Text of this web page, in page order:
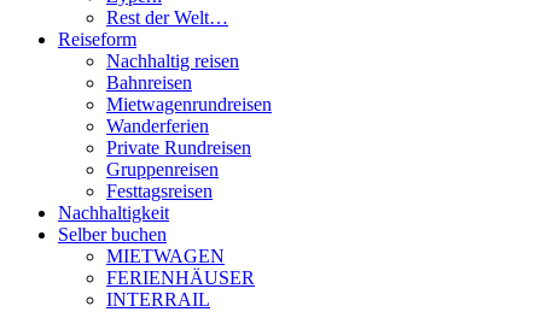
Rest der Welt…
Reiseform
Nachhaltig reisen
Bahnreisen
Mietwagenrundreisen
Wanderferien
Private Rundreisen
Gruppenreisen
Festtagsreisen
Nachhaltigkeit
Selber buchen
MIETWAGEN
FERIENHÄUSER
INTERRAIL